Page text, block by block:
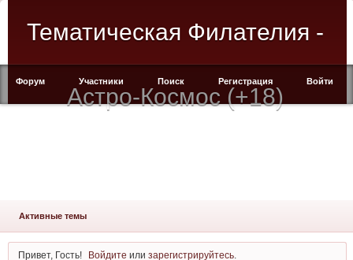
Тематическая Филателия -
Астро-Космос (+18)
Форум Участники Поиск Регистрация Войти
Активные темы
Привет, Гость! Войдите илизарегистрируйтесь